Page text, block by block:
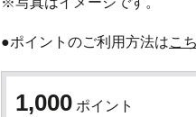
●ポイントのご利用方法はこ
1,000 ポイント